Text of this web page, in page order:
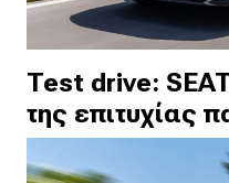
Test drive:
της επιτυχίας